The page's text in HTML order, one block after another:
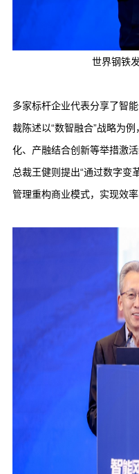
世界钢铁
多家标杆企业代表分享了智
裁陈述以“数智融合”战略为
化、产融结合创新等举措激
总裁王健则提出“通过数字变
管理重构商业模式，实现效率